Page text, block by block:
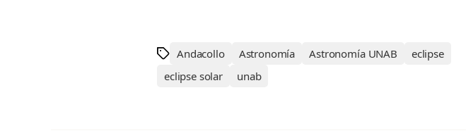
Andacollo Astronomía Astronomía UNAB
eclipse
eclipse solar
unab